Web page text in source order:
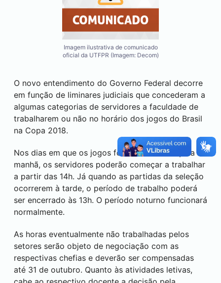
Imagem ilustrativa de comunicado
oficial da UTFPR (Imagem: Decom)
O novo entendimento do Governo Federal decorre
em função de liminares judiciais que concederam a
algumas categorias de servidores a faculdade de
trabalharem ou não no horário dos jogos do Brasil
na Copa 2018.
Nos dias em que os jogos forem realizados pela
manhã, os servidores poderão começar a trabalhar
a partir das 14h. Já quando as partidas da seleção
ocorrerem à tarde, o período de trabalho poderá
ser encerrado às 13h. O período noturno funcionará
normalmente.
As horas eventualmente não trabalhadas pelos
setores serão objeto de negociação com as
respectivas chefias e deverão ser compensadas
até 31 de outubro. Quanto às atividades letivas,